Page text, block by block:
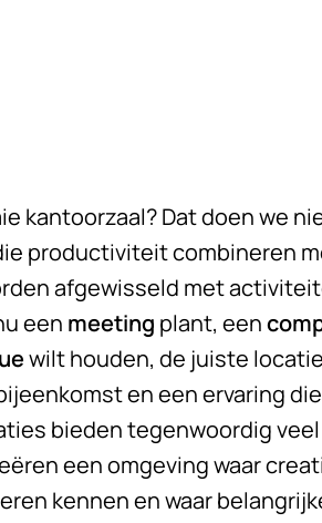
kantoorzaal? Dat doen we
productiviteit combineren
afgewisseld met
een meeting plant, een
wilt houden, de juiste
en een ervaring
bieden tegenwoordig
een omgeving waar
kennen en waar